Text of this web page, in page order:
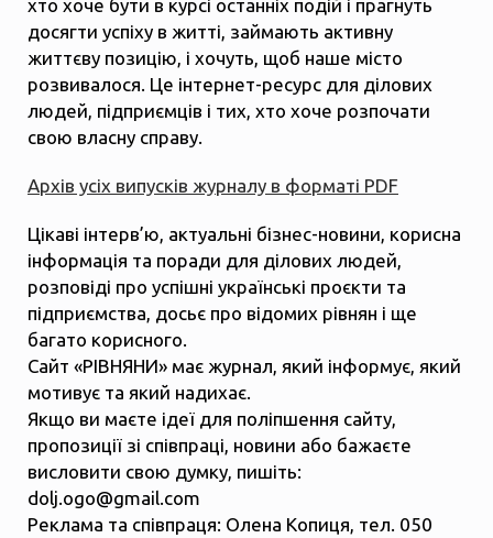
хто хоче бути в курсі останніх подій і прагнуть
досягти успіху в житті, займають активну
життєву позицію, і хочуть, щоб наше місто
розвивалося. Це інтернет-ресурс для ділових
людей, підприємців і тих, хто хоче розпочати
свою власну справу.
Архів усіх випусків журналу в форматі PDF
Цікаві інтерв’ю, актуальні бізнес-новини, корисна
інформація та поради для ділових людей,
розповіді про успішні українські проєкти та
підприємства, досьє про відомих рівнян і ще
багато корисного.
Сайт «РІВНЯНИ» має журнал, який інформує, який
мотивує та який надихає.
Якщо ви маєте ідеї для поліпшення сайту,
пропозиції зі співпраці, новини або бажаєте
висловити свою думку, пишіть:
dolj.ogo@gmail.com
Реклама та співпраця: Олена Копиця, тел. 050